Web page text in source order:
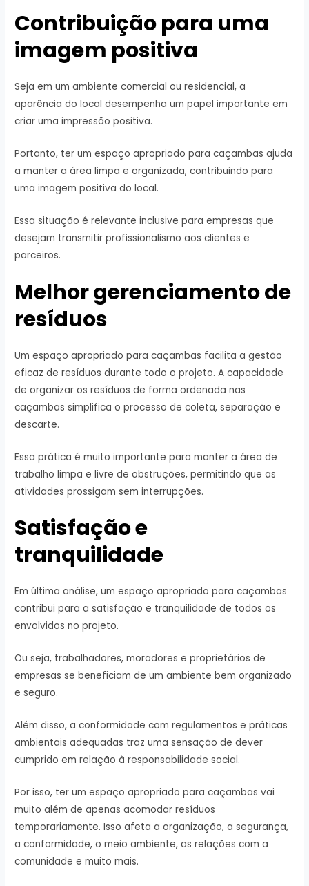
Contribuição para uma
imagem positiva
Seja em um ambiente comercial ou residencial, a
aparência do local desempenha um papel importante em
criar uma impressão positiva.
Portanto, ter um espaço apropriado para caçambas ajuda
a manter a área limpa e organizada, contribuindo para
uma imagem positiva do local.
Essa situação é relevante inclusive para empresas que
desejam transmitir profissionalismo aos clientes e
parceiros.
Melhor gerenciamento de
resíduos
Um espaço apropriado para caçambas facilita a gestão
eficaz de resíduos durante todo o projeto. A capacidade
de organizar os resíduos de forma ordenada nas
caçambas simplifica o processo de coleta, separação e
descarte.
Essa prática é muito importante para manter a área de
trabalho limpa e livre de obstruções, permitindo que as
atividades prossigam sem interrupções.
Satisfação e
tranquilidade
Em última análise, um espaço apropriado para caçambas
contribui para a satisfação e tranquilidade de todos os
envolvidos no projeto.
Ou seja, trabalhadores, moradores e proprietários de
empresas se beneficiam de um ambiente bem organizado
e seguro.
Além disso, a conformidade com regulamentos e práticas
ambientais adequadas traz uma sensação de dever
cumprido em relação à responsabilidade social.
Por isso, ter um espaço apropriado para caçambas vai
muito além de apenas acomodar resíduos
temporariamente. Isso afeta a organização, a segurança,
a conformidade, o meio ambiente, as relações com a
comunidade e muito mais.